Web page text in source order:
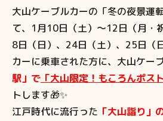
大山ケーブルカーの「冬の夜景運
て、1月10日（土）～12日（月・
8日（日）、24日（土）、25日（
カーに乗車された方に、大山ケー
駅」で 「大山限定！もころんポス
トします🎁✨
江戸時代に流行った 「大山詣り」